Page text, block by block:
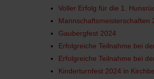
Voller Erfolg für die 1.
Mannschaftsmeisterschaften
Gaubergfest 2024
Erfolgreiche Teilnahme bei
Erfolgreiche Teilnahme bei
Kinderturnfest 2024 in